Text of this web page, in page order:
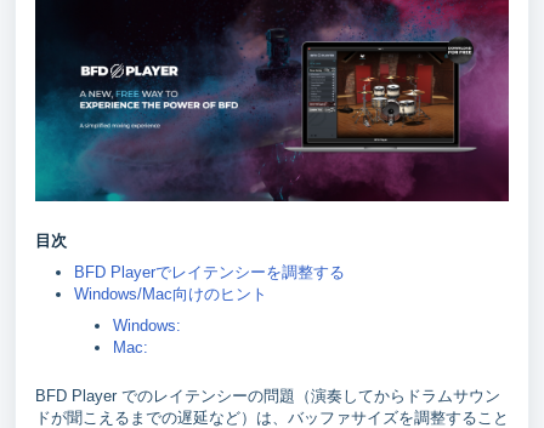
目次
BFD Playerでレイテンシーを調整する
Windows/Mac向けのヒント
Windows:
Mac:
BFD Player でのレイテンシーの問題（演奏してからドラムサウン
ドが聞こえるまでの遅延など）は、バッファサイズを調整すること